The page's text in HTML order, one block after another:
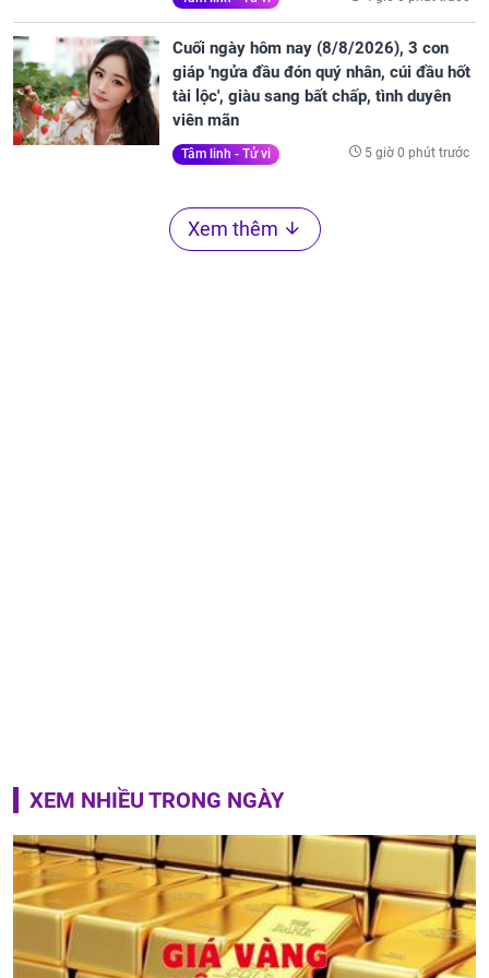
Cuối ngày hôm nay (8/8/2026), 3 con
giáp 'ngửa đầu đón quý nhân, cúi đầu hốt
tài lộc', giàu sang bất chấp, tình duyên
viên mãn
Tâm linh - Tử vi 5 giờ 0 phút trước
Xem thêm
XEM NHIỀU TRONG NGÀY